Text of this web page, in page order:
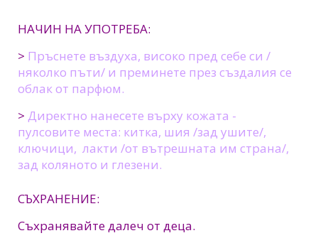
НАЧИН НА УПОТРЕБА:
> Пръснете въздуха, високо пред себе си /
няколко пъти/ и преминете през създалия се
облак от парфюм.
> Директно нанесете върху кожата -
пулсовите места: китка, шия /зад ушите/,
ключици, лакти /от вътрешната им страна/,
зад коляното и глезени.
СЪХРАНЕНИЕ:
Съхранявайте далеч от деца.